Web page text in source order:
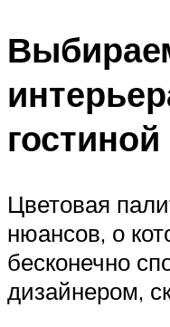
гостиной
Цветовая
нюансов, о
бесконечно
дизайнером,